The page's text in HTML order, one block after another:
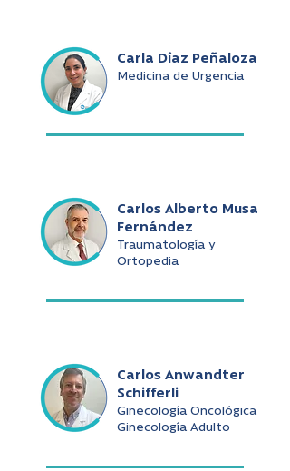
Carla Díaz Peñaloza
Medicina de Urgencia
Carlos Alberto Musa
Fernández
Traumatología y
Ortopedia
Carlos Anwandter
Schifferli
Ginecología Oncológica
Ginecología Adulto